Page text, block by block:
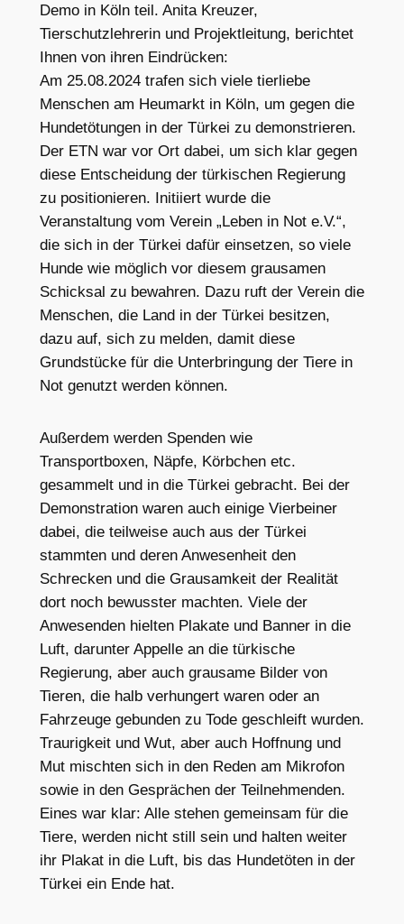
Demo in Köln teil. Anita Kreuzer,
Tierschutzlehrerin und Projektleitung, berichtet
Ihnen von ihren Eindrücken:
Am 25.08.2024 trafen sich viele tierliebe
Menschen am Heumarkt in Köln, um gegen die
Hundetötungen in der Türkei zu demonstrieren.
Der ETN war vor Ort dabei, um sich klar gegen
diese Entscheidung der türkischen Regierung
zu positionieren. Initiiert wurde die
Veranstaltung vom Verein „Leben in Not e.V.“,
die sich in der Türkei dafür einsetzen, so viele
Hunde wie möglich vor diesem grausamen
Schicksal zu bewahren. Dazu ruft der Verein die
Menschen, die Land in der Türkei besitzen,
dazu auf, sich zu melden, damit diese
Grundstücke für die Unterbringung der Tiere in
Not genutzt werden können.
Außerdem werden Spenden wie
Transportboxen, Näpfe, Körbchen etc.
gesammelt und in die Türkei gebracht. Bei der
Demonstration waren auch einige Vierbeiner
dabei, die teilweise auch aus der Türkei
stammten und deren Anwesenheit den
Schrecken und die Grausamkeit der Realität
dort noch bewusster machten. Viele der
Anwesenden hielten Plakate und Banner in die
Luft, darunter Appelle an die türkische
Regierung, aber auch grausame Bilder von
Tieren, die halb verhungert waren oder an
Fahrzeuge gebunden zu Tode geschleift wurden.
Traurigkeit und Wut, aber auch Hoffnung und
Mut mischten sich in den Reden am Mikrofon
sowie in den Gesprächen der Teilnehmenden.
Eines war klar: Alle stehen gemeinsam für die
Tiere, werden nicht still sein und halten weiter
ihr Plakat in die Luft, bis das Hundetöten in der
Türkei ein Ende hat.